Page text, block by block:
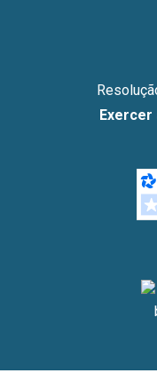
Exercer